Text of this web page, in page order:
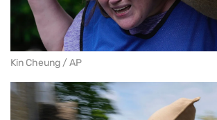
Kin Cheung / AP